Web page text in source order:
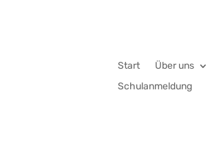
Start Über uns
Schulanmeldung